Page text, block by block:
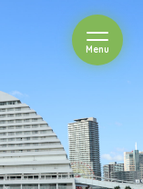
Menuを開閉